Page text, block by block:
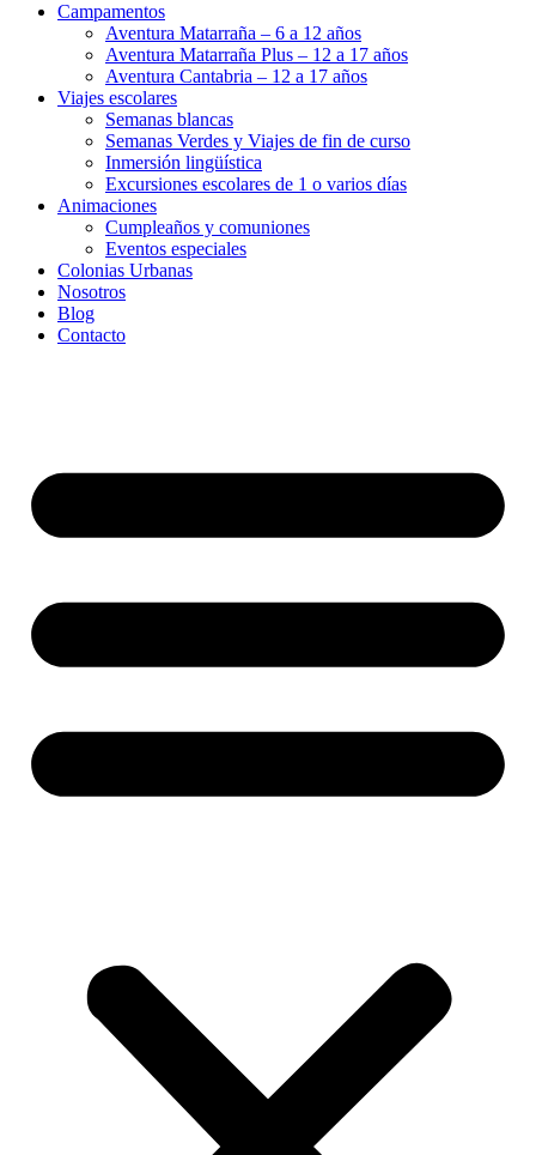
Campamentos
Aventura Matarraña – 6 a 12 años
Aventura Matarraña Plus – 12 a 17 años
Aventura Cantabria – 12 a 17 años
Viajes escolares
Semanas blancas
Semanas Verdes y Viajes de fin de curso
Inmersión lingüística
Excursiones escolares de 1 o varios días
Animaciones
Cumpleaños y comuniones
Eventos especiales
Colonias Urbanas
Nosotros
Blog
Contacto